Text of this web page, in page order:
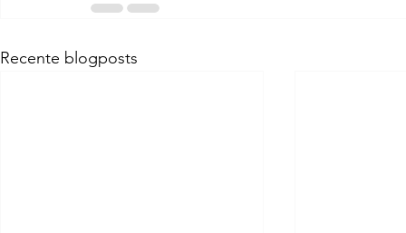
Recente blogposts